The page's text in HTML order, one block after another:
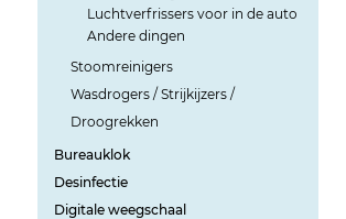
Luchtverfrissers voor in de auto
Andere dingen
Stoomreinigers
Wasdrogers / Strijkijzers /
Droogrekken
Bureauklok
Desinfectie
Digitale weegschaal